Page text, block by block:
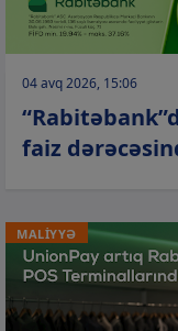
04 avq 2026, 15:06
faiz
MALİYYƏ